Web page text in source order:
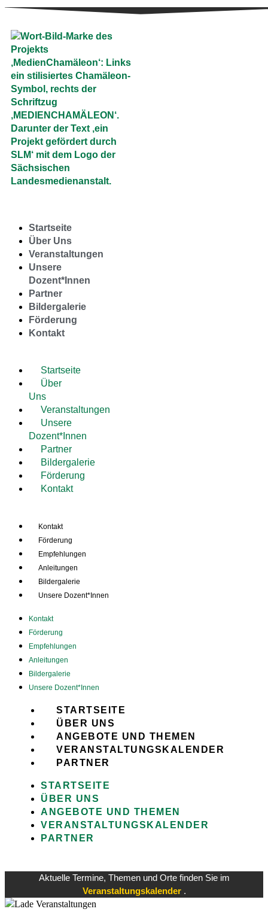
Startseite
Über Uns
Veranstaltungen
Unsere
Dozent*Innen
Partner
Bildergalerie
Förderung
Kontakt
Startseite
Über
Uns
Veranstaltungen
Unsere
Dozent*Innen
Partner
Bildergalerie
Förderung
Kontakt
Kontakt
Förderung
Empfehlungen
Anleitungen
Bildergalerie
Unsere Dozent*Innen
Kontakt
Förderung
Empfehlungen
Anleitungen
Bildergalerie
Unsere Dozent*Innen
STARTSEITE
ÜBER UNS
ANGEBOTE UND THEMEN
VERANSTALTUNGSKALENDER
PARTNER
STARTSEITE
ÜBER UNS
ANGEBOTE UND THEMEN
VERANSTALTUNGSKALENDER
PARTNER
Aktuelle Termine, Themen und Orte finden Sie im
Veranstaltungskalender .